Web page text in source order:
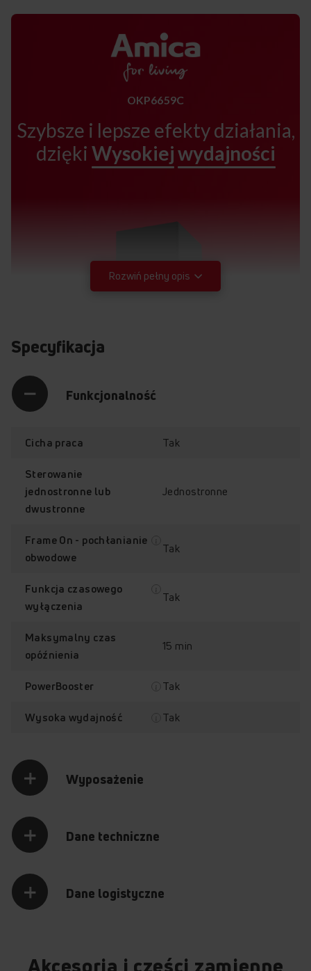
OKP6659C
Szybsze i lepsze efekty działania,
dzięki Wysokiejwydajności
Wysoka wydajność
FrameON -
Sprawdź, jak działa okap
Amica OKP6659C
Rozwiń pełny opis
Specyfikacja
Funkcjonalność
Cicha praca Tak
Sterowanie
jednostronne lub
dwustronne
Jednostronne
Frame On - pochłanianie
obwodowe
Tak
Funkcja czasowego
wyłączenia
Tak
Maksymalny czas
opóźnienia
15 min
PowerBooster Tak
Wysoka wydajność Tak
Wyposażenie
Dane techniczne
Dane logistyczne